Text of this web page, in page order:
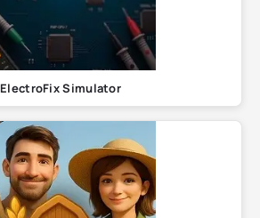
ElectroFix Simulator